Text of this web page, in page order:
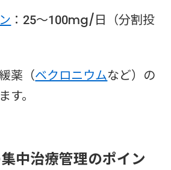
：25〜100mg/日（分割投
薬（ベクロニウムなど）の
す。
中治療管理のポイン